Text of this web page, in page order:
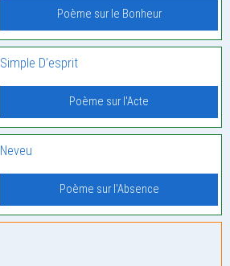
Poème sur le Bonheur
Simple D’esprit
Poème sur l'Acte
Neveu
Poème sur l'Absence